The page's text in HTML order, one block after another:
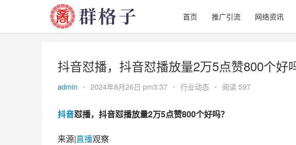
首页 推广引流 网络资讯
抖音怼播，抖音怼播放量2万5点赞800个好
admin • 2024年8月26日 pm3:37 • 行业动态 • 阅读 597
抖音怼播，抖音怼播放量2万5点赞800个好吗？
来源|直播观察